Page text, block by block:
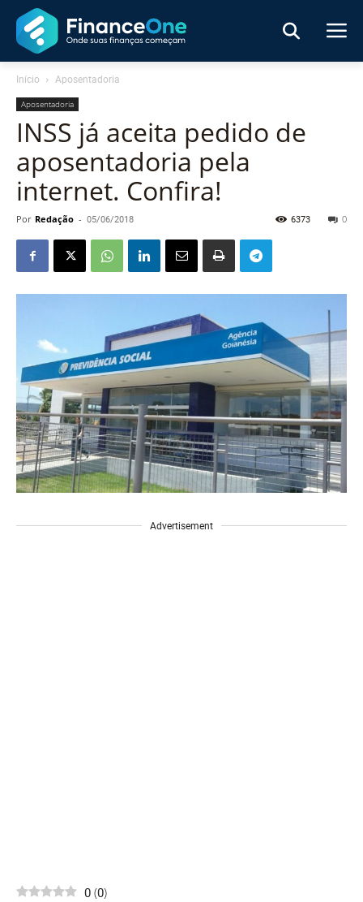
Início Aposentadoria
Aposentadoria
INSS já aceita pedido de
aposentadoria pela
internet. Confira!
Por Redação - 05/06/2018 0
6373
Advertisement
0 (0)